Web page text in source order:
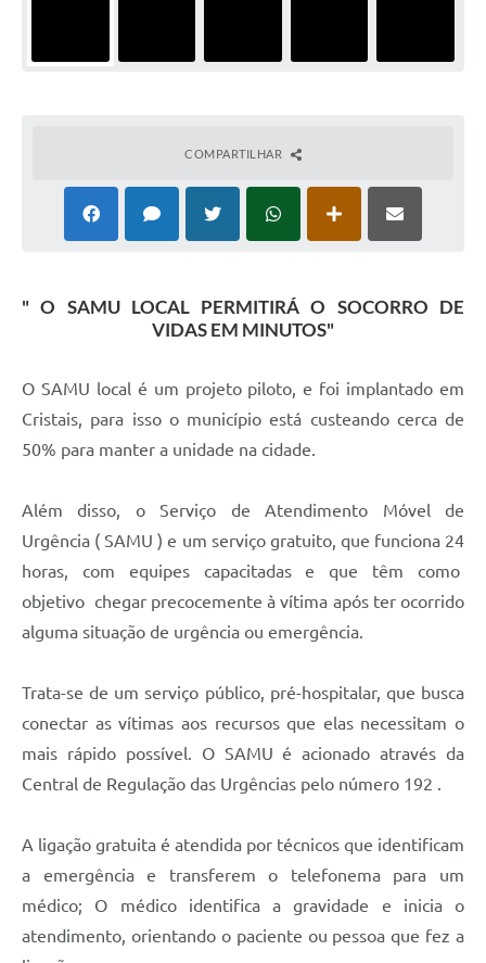
COMPARTILHAR
" O SAMU LOCAL PERMITIRÁ O SOCORRO DE
VIDAS EM MINUTOS"
O SAMU local é um projeto piloto, e foi implantado em
Cristais, para isso o município está custeando cerca de
50% para manter a unidade na cidade.
Além disso, o Serviço de Atendimento Móvel de
Urgência ( SAMU ) e um serviço gratuito, que funciona 24
horas, com equipes capacitadas e que têm como
objetivo chegar precocemente à vítima após ter ocorrido
alguma situação de urgência ou emergência.
Trata-se de um serviço público, pré-hospitalar, que busca
conectar as vítimas aos recursos que elas necessitam o
mais rápido possível. O SAMU é acionado através da
Central de Regulação das Urgências pelo número 192 .
A ligação gratuita é atendida por técnicos que identificam
a emergência e transferem o telefonema para um
médico; O médico identifica a gravidade e inicia o
atendimento, orientando o paciente ou pessoa que fez a